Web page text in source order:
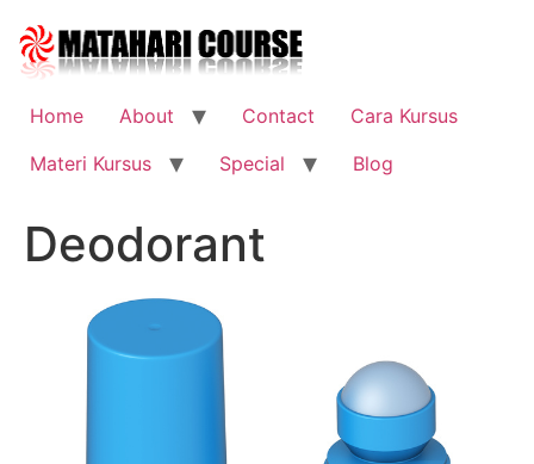
content
Home
About Contact
Cara Kursus
Materi Kursus
Special Blog
Deodorant